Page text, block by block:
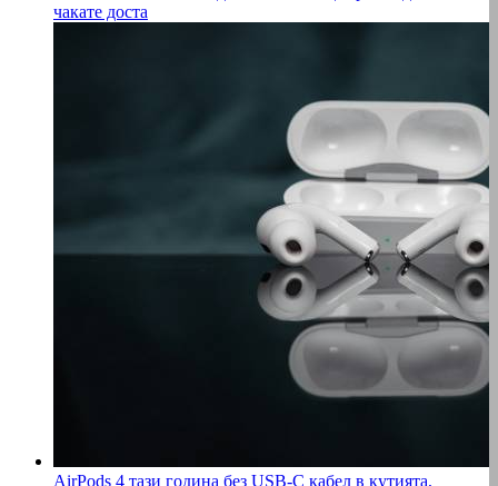
чакате доста
AirPods 4 тази година без USB-C кабел в кутията,